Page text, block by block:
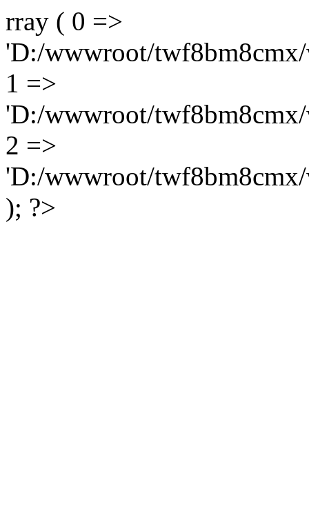
rray ( 0 =>
'D:/wwwroot/
1 =>
'D:/wwwroot/
2 =>
'D:/wwwroot/
); ?>